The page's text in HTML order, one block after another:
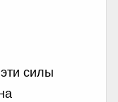
силы